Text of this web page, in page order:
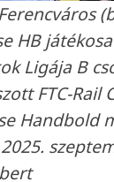
HB
Ligája B
FTC-Rail
Handbold